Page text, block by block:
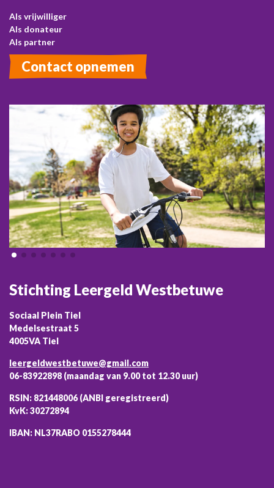
Als vrijwilliger
Als donateur
Als partner
Contact opnemen
Stichting Leergeld Westbetuwe
Sociaal Plein Tiel
Medelsestraat 5
4005VA Tiel
leergeldwestbetuwe@gmail.com
06-83922898 (maandag van 9.00 tot 12.30 uur)
RSIN: 821448006 (ANBI geregistreerd)
KvK: 30272894
IBAN: NL37RABO 0155278444